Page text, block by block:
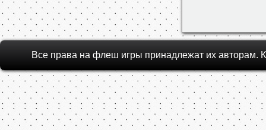
Все права на флеш игры принадлежат их